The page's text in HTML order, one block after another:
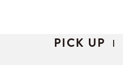
PICK UP |